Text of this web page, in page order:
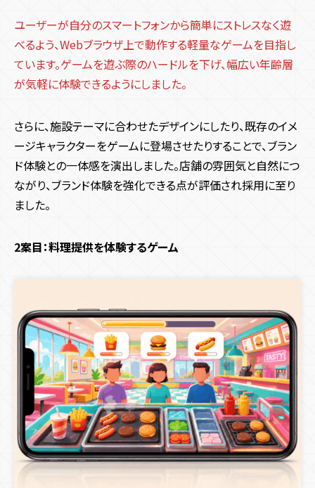
ユーザーが自分のスマートフォンから簡単にストレスなく遊
べるよう、Webブラウザ上で動作する軽量なゲームを目指し
ています。ゲームを遊ぶ際のハードルを下げ、幅広い年齢層
が気軽に体験できるようにしました。
さらに、施設テーマに合わせたデザインにしたり、既存のイメ
ージキャラクターをゲームに登場させたりすることで、ブラン
ド体験との一体感を演出しました。店舗の雰囲気と自然につ
ながり、ブランド体験を強化できる点が評価され採用に至り
ました。
2案目：料理提供を体験するゲーム